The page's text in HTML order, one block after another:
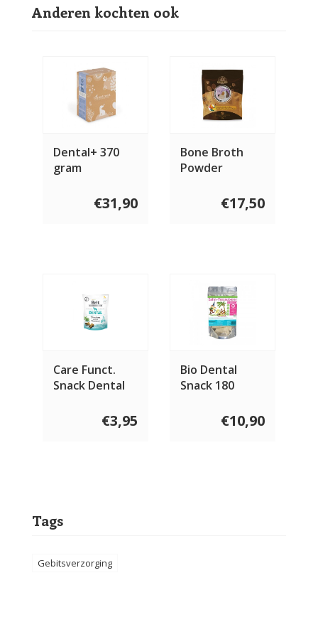
Anderen kochten ook
Dental+ 370
gram
€31,90
Bone Broth
Powder
€17,50
Care Funct.
Snack Dental
€3,95
Bio Dental
Snack 180
€10,90
Tags
Gebitsverzorging